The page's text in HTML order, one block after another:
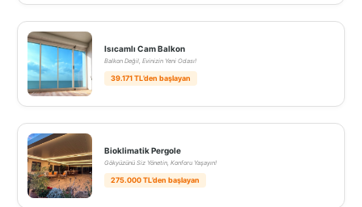
Isıcamlı Cam Balkon
Balkon Değil, Evinizin Yeni Odası!
39.171 TL’den başlayan
Bioklimatik Pergole
Gökyüzünü Siz Yönetin, Konforu Yaşayın!
275.000 TL’den başlayan